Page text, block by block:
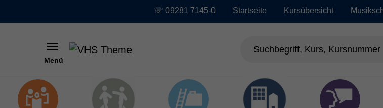
Skip to main content
☏ 09281 7145-0 Startseite Kursübersicht
Menü